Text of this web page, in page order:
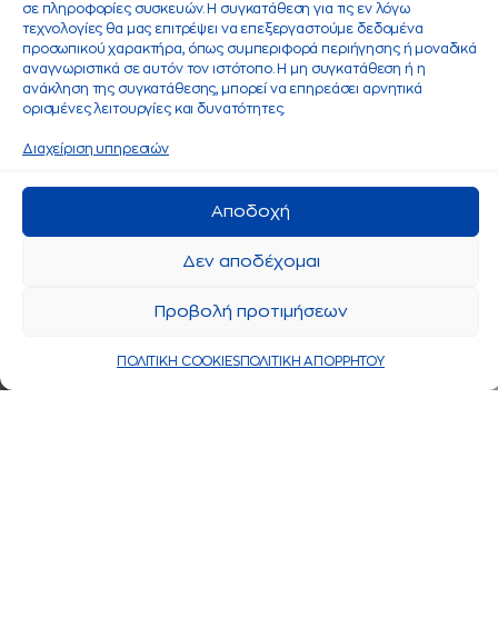
σε πληροφορίες συσκευών. Η συγκατάθεση για τις εν λόγω
τεχνολογίες θα μας επιτρέψει να επεξεργαστούμε δεδομένα
προσωπικού χαρακτήρα, όπως συμπεριφορά περιήγησης ή μοναδικά
αναγνωριστικά σε αυτόν τον ιστότοπο. Η μη συγκατάθεση ή η
ανάκληση της συγκατάθεσης, μπορεί να επηρεάσει αρνητικά
ορισμένες λειτουργίες και δυνατότητες.
Διαχείριση υπηρεσιών
Αποδοχή
Δεν αποδέχομαι
Προβολή προτιμήσεων
ΠΟΛΙΤΙΚΗ COOKIESΠΟΛΙΤΙΚΗ ΑΠΟΡΡΗΤΟΥ